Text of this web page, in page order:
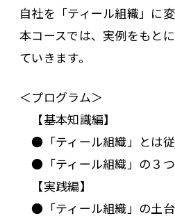
自社を「ティール組織」に
本コースでは、実例をもと
ていきます。
＜プログラム＞
【基本知識編】
●「ティール組織」とは――
●「ティール組織」の３
【実践編】
●「ティール組織」の土